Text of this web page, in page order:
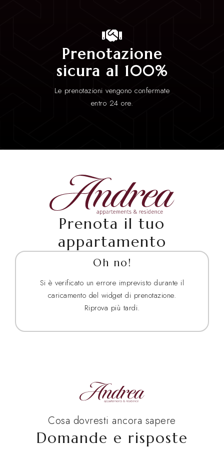
Prenotazione
sicura al 100%
Le prenotazioni vengono confermate
entro 24 ore.
Prenota il tuo
appartamento
Oh no!
Si è verificato un errore imprevisto durante il
caricamento del widget di prenotazione.
Riprova più tardi.
Cosa dovresti ancora sapere
Domande e risposte